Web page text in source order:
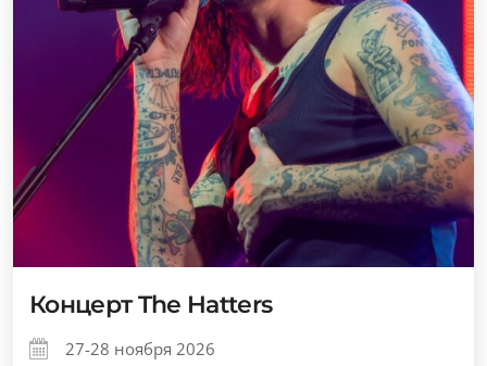
Концерт The Hatters
27-28 ноября 2026